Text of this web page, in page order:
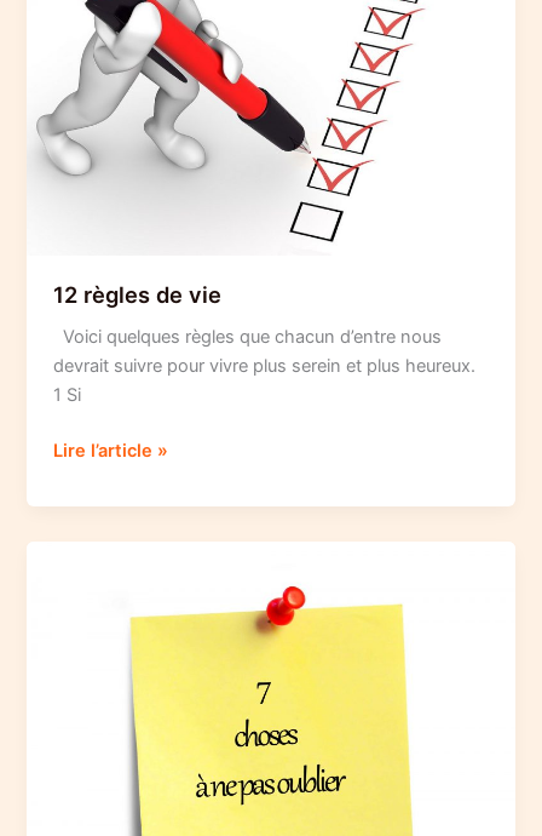
autres
12 règles de vie
Voici quelques règles que chacun d’entre nous
devrait suivre pour vivre plus serein et plus heureux.
1 Si
12
de
vie
Lire l’article »